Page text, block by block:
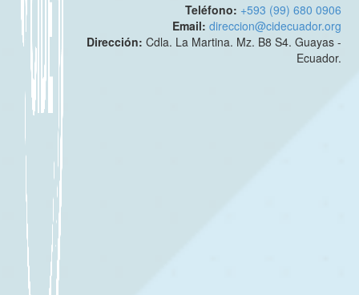
Teléfono: +593 (99) 680 0906
Email:direccion@cidecuador.org
Dirección:Cdla. La Martina. Mz. B8 S4. Guayas -
Ecuador.